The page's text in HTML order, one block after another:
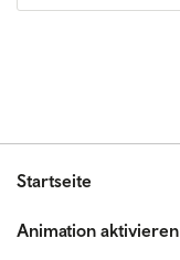
Startseite
Animation aktivieren